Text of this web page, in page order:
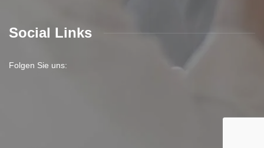
Social Links
Folgen Sie uns: